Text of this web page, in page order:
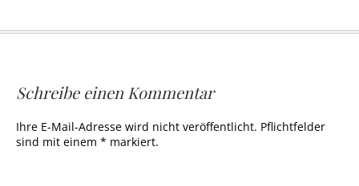
Schreibe einen Kommentar
Ihre E-Mail-Adresse wird nicht veröffentlicht. Pflichtfelder
sind mit einem * markiert.